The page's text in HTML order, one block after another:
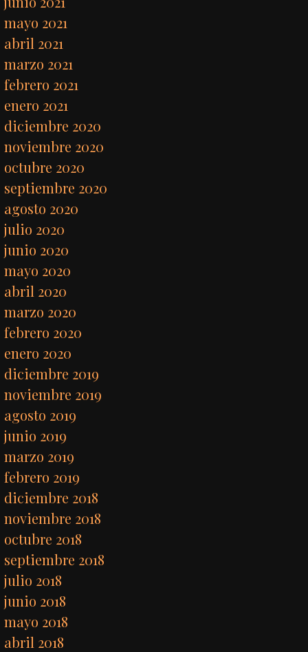
mayo 2021
abril 2021
marzo 2021
febrero 2021
enero 2021
diciembre 2020
noviembre 2020
octubre 2020
septiembre 2020
agosto 2020
julio 2020
junio 2020
mayo 2020
abril 2020
marzo 2020
febrero 2020
enero 2020
diciembre 2019
noviembre 2019
agosto 2019
junio 2019
marzo 2019
febrero 2019
diciembre 2018
noviembre 2018
octubre 2018
septiembre 2018
julio 2018
junio 2018
mayo 2018
abril 2018